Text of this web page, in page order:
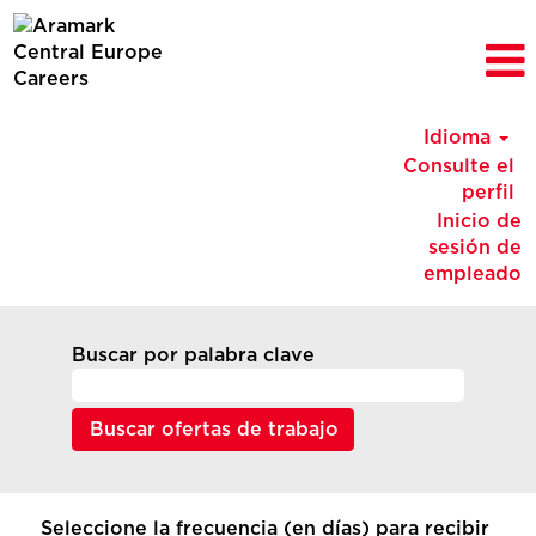
Idioma
Consulte el
perfil
Inicio de
sesión de
empleado
Buscar por palabra clave
Seleccione la frecuencia (en días) para recibir